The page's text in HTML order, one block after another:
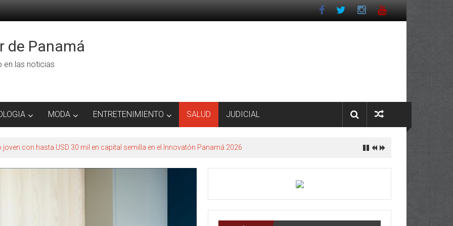
de Panamá
en las noticias
MODA ENTRETENIMIENTO SALUD JUDICIAL
joven con hasta USD 30 mil en capital semilla en el Innovatón Panamá 2026